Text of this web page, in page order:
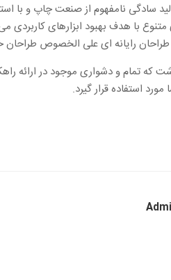
سادگی نامفهوم از صنعت چاپ و با
متنوع با هدف بهبود ابزارهای
طراحان رایانه ای علی الخصوص
که تمام و دشواری موجود در ارائه
استفاده قرار گیرد.